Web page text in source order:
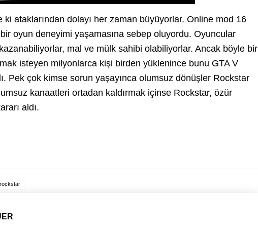
ataklarından dolayı her zaman büyüyorlar. Online mod 16
oyun deneyimi yaşamasına sebep oluyordu. Oyuncular
mal ve mülk sahibi olabiliyorlar. Ancak böyle bir
isteyen milyonlarca kişi birden yüklenince bunu GTA V
Pek çok kimse sorun yaşayınca olumsuz dönüşler Rockstar
kanaatleri ortadan kaldırmak içinse Rockstar, özür
aldı.
rockstar